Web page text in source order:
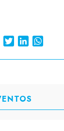
FacebookTwitterLinkedIn